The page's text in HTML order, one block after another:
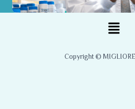
Menu
Copyright ©